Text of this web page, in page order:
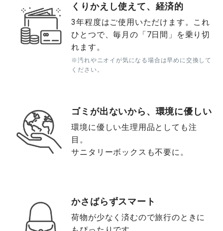
くりかえし使えて、経済的
3年程度はご使用いただけます。これ
ひとつで、毎月の「7日間」を乗り切
れます。
※汚れやニオイが気になる場合は早めに交換して
ください。
ゴミが出ないから、環境に優しい
環境に優しい生理用品としても注
目。
サニタリーボックスも不要に。
かさばらずスマート
荷物が少なく済むので旅行のときに